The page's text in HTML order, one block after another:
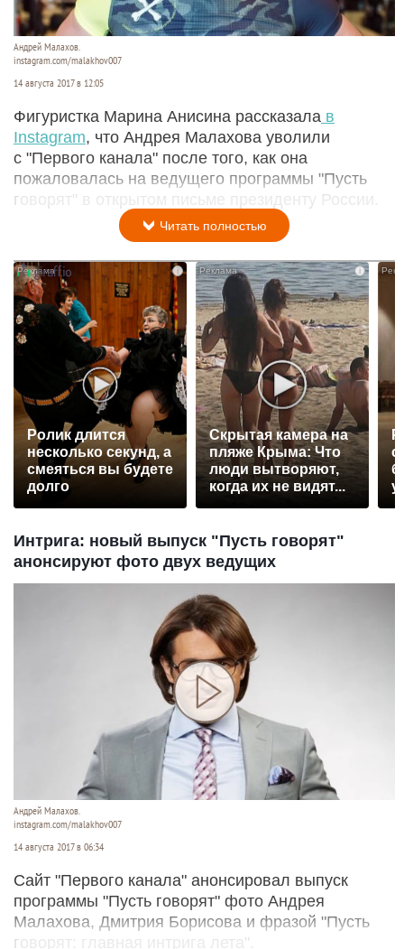
Андрей Малахов.
instagram.com/malakhov007
14 августа 2017 в 12:05
Фигуристка Марина Анисина рассказала в
Instagram, что Андрея Малахова уволили
с "Первого канала" после того, как она
пожаловалась на ведущего программы "Пусть
говорят" в открытом письме президенту России.
Читать полностью
Ролик длится
несколько секунд, а
смеяться вы будете
долго
i
Скрытая камера на
пляже Крыма: Что
люди вытворяют,
когда их не видят...
Интрига: новый выпуск "Пусть говорят"
анонсируют фото двух ведущих
Андрей Малахов.
instagram.com/malakhov007
14 августа 2017 в 06:34
Сайт "Первого канала" анонсировал выпуск
программы "Пусть говорят" фото Андрея
Малахова, Дмитрия Борисова и фразой "Пусть
говорят: главная интрига лета".